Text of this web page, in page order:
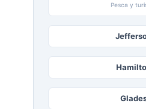
Pesca y